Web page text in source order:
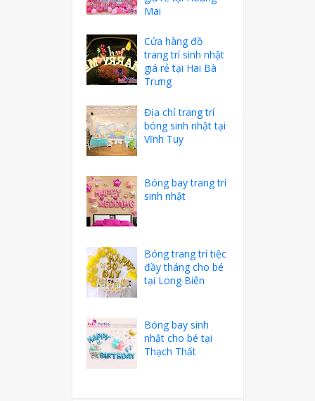
Mai
Cửa hàng đồ
trang trí sinh nhật
giá rẻ tại Hai Bà
Trưng
Địa chỉ trang trí
bóng sinh nhật tại
Vĩnh Tuy
Bóng bay trang trí
sinh nhật
Bóng trang trí tiệc
đầy tháng cho bé
tại Long Biên
Bóng bay sinh
nhật cho bé tại
Thạch Thất